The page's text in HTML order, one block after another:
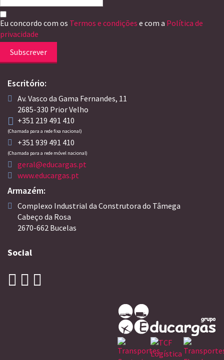
Eu concordo com os Termos e condições e com a Política de
privacidade
Subscrever
Escritório:
Av. Vasco da Gama Fernandes, 11
2685-330 Prior Velho
+351 219 491 410
(Chamada para a rede fixa nacional)
+351 939 491 410
(Chamada para a rede móvel nacional)
geral@educargas.pt
www.educargas.pt
Armazém:
Complexo Industrial da Construtora do Tâmega
Cabeço da Rosa
2670-662 Bucelas
Social